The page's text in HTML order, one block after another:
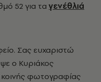
52 για τα γενέθλιά
Σας ευχαριστώ
ο Κυριάκος
φωτογραφίας